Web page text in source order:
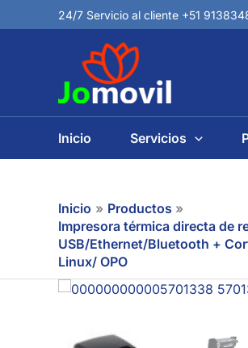
al
24/7 Servicio al cliente +51
Inicio Servicios
Inicio
Productos
Impresora térmica directa de
USB/Ethernet/Bluetooth +
Linux/ OPO